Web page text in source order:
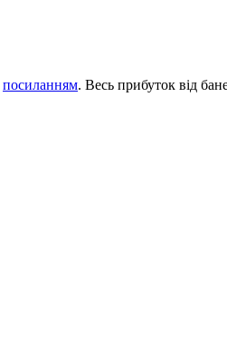
посиланням. Весь прибуток від